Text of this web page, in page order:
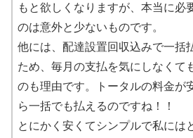
もと欲しくなりますが、本当に必
のは意外と少ないものです。
他には、配達設置回収込みで一括
ため、毎月の支払を気にしなくて
のも理由です。トータルの料金が
ら一括でも払えるのですね！！
とにかく安くてシンプルで私には